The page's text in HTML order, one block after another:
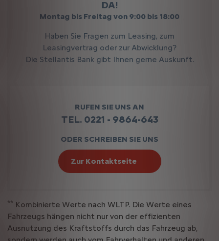
DA!
Montag bis Freitag von 9:00 bis 18:00
Haben Sie Fragen zum Leasing, zum
Leasingvertrag oder zur Abwicklung?
Die Stellantis Bank gibt Ihnen gerne Auskunft.
RUFEN SIE UNS AN
TEL. 0221 - 9864-643
ODER SCHREIBEN SIE UNS
Zur Kontaktseite
** Kombinierte Werte nach WLTP. Die Werte eines
Fahrzeugs hängen nicht nur von der effizienten
Ausnutzung des Kraftstoffs durch das Fahrzeug ab,